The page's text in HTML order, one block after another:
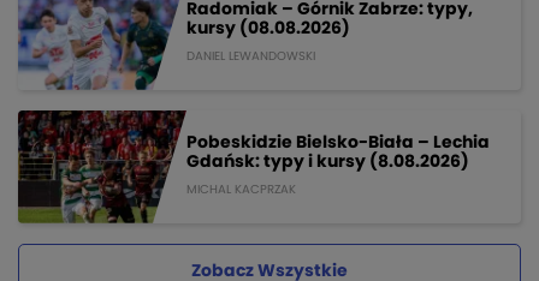
Radomiak – Górnik Zabrze: typy,
kursy (08.08.2026)
DANIEL LEWANDOWSKI
Pobeskidzie Bielsko-Biała – Lechia
Gdańsk: typy i kursy (8.08.2026)
MICHAL KACPRZAK
Zobacz Wszystkie